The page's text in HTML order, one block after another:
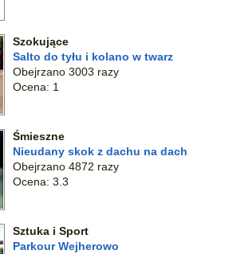
Szokujące
Salto do tyłu i kolano w twarz
Obejrzano 3003 razy
Ocena: 1
Śmieszne
Nieudany skok z dachu na dach
Obejrzano 4872 razy
Ocena: 3.3
Sztuka i Sport
Parkour Wejherowo